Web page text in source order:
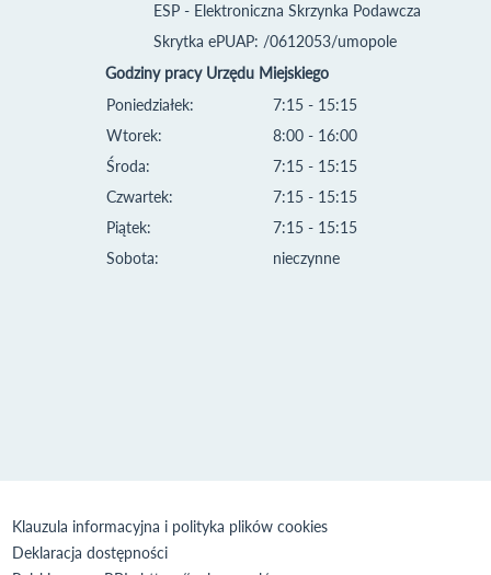
ESP - Elektroniczna Skrzynka Podawcza
Skrytka ePUAP: /0612053/umopole
Godziny pracy Urzędu Miejskiego
Poniedziałek:
Wtorek:
Środa:
Czwartek:
Piątek:
Sobota:
7:15 - 15:15
8:00 - 16:00
7:15 - 15:15
7:15 - 15:15
7:15 - 15:15
nieczynne
Klauzula informacyjna i polityka plików cookies
Deklaracja dostępności